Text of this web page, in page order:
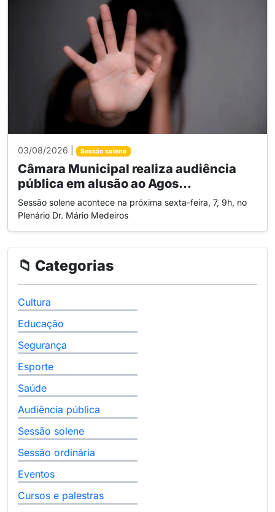
03/08/2026 | Sessão solene
Câmara Municipal realiza audiência
pública em alusão ao Agos...
Sessão solene acontece na próxima sexta-feira, 7, 9h, no
Plenário Dr. Mário Medeiros
📁 Categorias
Cultura
Educação
Segurança
Esporte
Saúde
Audiência pública
Sessão solene
Sessão ordinária
Eventos
Cursos e palestras